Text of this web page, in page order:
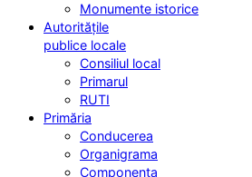
Monumente istorice
Autoritățile
publice locale
Consiliul local
Primarul
RUTI
Primăria
Conducerea
Organigrama
Componența